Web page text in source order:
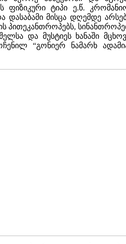
ტიპი ე.წ.
მისცა დღემდე
პითეკანთროპებს,
და მუსტიეს ხანაში
“გონიერ ნამარხ